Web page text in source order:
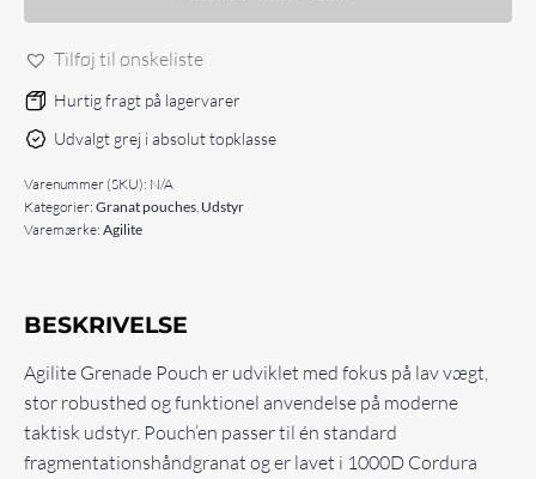
Tilføj til ønskeliste
Hurtig fragt på lagervarer
Udvalgt grej i absolut topklasse
Varenummer (SKU): N/A
Kategorier: Granat pouches, Udstyr
Varemærke: Agilite
BESKRIVELSE
Agilite Grenade Pouch er udviklet med fokus på lav vægt,
stor robusthed og funktionel anvendelse på moderne
taktisk udstyr. Pouch’en passer til én standard
fragmentationshåndgranat og er lavet i 1000D Cordura